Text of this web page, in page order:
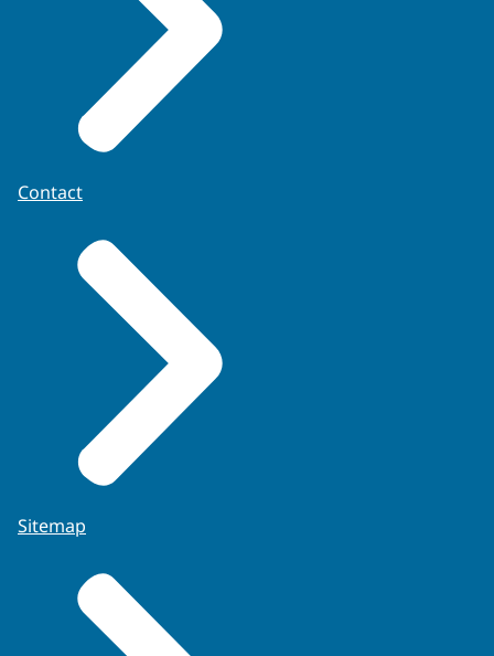
Contact
Sitemap